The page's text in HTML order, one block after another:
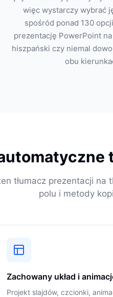
więc wystarczy wybrać
spośród ponad 130
prezentację PowerPoint
hiszpański czy niemal
obu
tłumacz prezentacji na
polu i metody
Zachowany układ i
Projekt slajdów, czcionki,